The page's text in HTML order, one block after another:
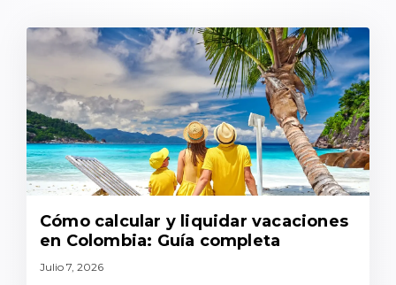
Cómo calcular y liquidar vacaciones
en Colombia: Guía completa
Julio 7, 2026